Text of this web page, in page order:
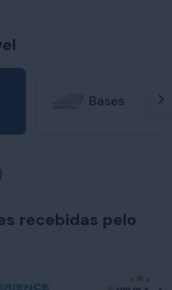
Bases
recebidas pelo